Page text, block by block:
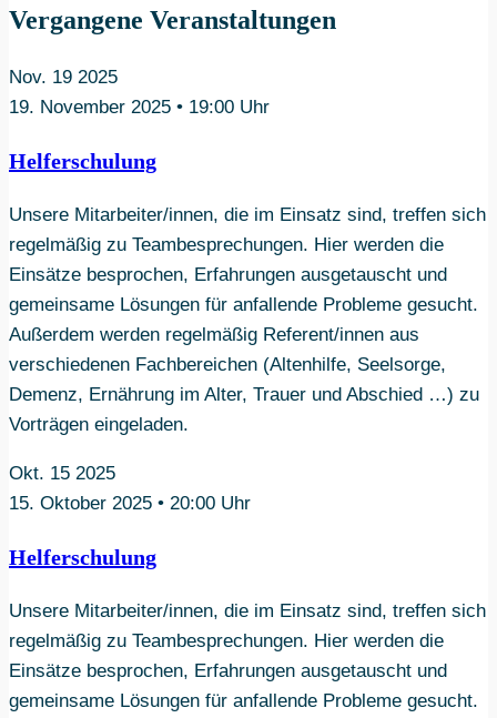
Vergangene Veranstaltungen
Nov. 19 2025
19. November 2025 • 19:00 Uhr
Helferschulung
Unsere Mitarbeiter/innen, die im Einsatz sind, treffen sich
regelmäßig zu Teambesprechungen. Hier werden die
Einsätze besprochen, Erfahrungen ausgetauscht und
gemeinsame Lösungen für anfallende Probleme gesucht.
Außerdem werden regelmäßig Referent/innen aus
verschiedenen Fachbereichen (Altenhilfe, Seelsorge,
Demenz, Ernährung im Alter, Trauer und Abschied …) zu
Vorträgen eingeladen.
Okt. 15 2025
15. Oktober 2025 • 20:00 Uhr
Helferschulung
Unsere Mitarbeiter/innen, die im Einsatz sind, treffen sich
regelmäßig zu Teambesprechungen. Hier werden die
Einsätze besprochen, Erfahrungen ausgetauscht und
gemeinsame Lösungen für anfallende Probleme gesucht.